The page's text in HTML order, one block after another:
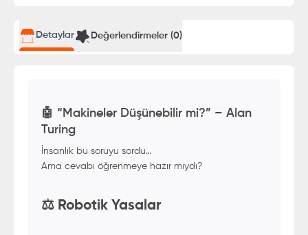
Detaylar Değerlendirmeler (0)
🤖 “Makineler Düşünebilir mi?” – Alan
Turing
İnsanlık bu soruyu sordu…
Ama cevabı öğrenmeye hazır mıydı?
⚖️ Robotik Yasalar